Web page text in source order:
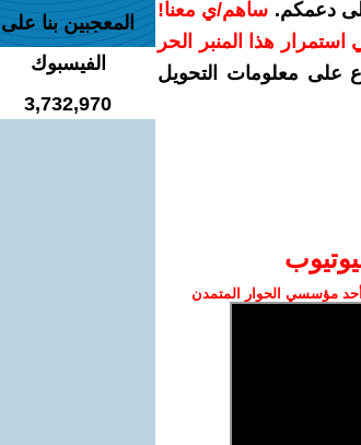
دعمكم. ساهم/ي معنا!
في استمرار هذا المنبر الحر
على معلومات التحويل
مؤسسي الحوار المتمدن
المعجبين بنا على
الفيسبوك
3,732,970